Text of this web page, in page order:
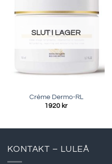
SLUT I LAGER
Crème Dermo-RL
1920 kr
KONTAKT – LULEÅ